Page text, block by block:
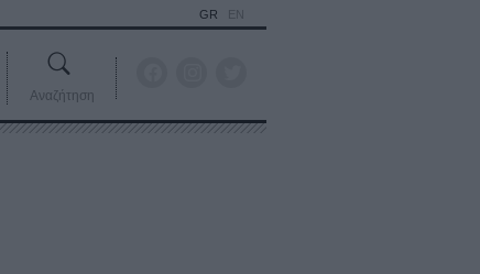
GR EN
Αναζήτηση